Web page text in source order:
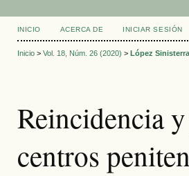
INICIO ACERCA DE INICIAR SESIÓN
Inicio> Vol. 18, Núm. 26 (2020) > López Sinisterra
Reincidencia
centros